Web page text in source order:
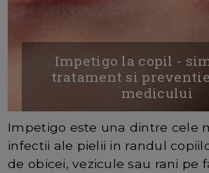
Impetigo la copil -
tratament si
medicului
Impetigo este una dintre cele
infectii ale pielii in randul
de obicei, vezicule sau rani pe